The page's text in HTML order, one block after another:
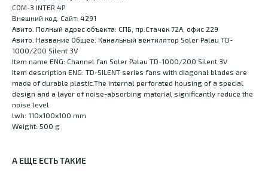
COM-3 INTER 4P
Внешний код. Сайт: 4291
Авито. Полный адрес объекта: СПБ, пр.Стачек 72А, офис 229
Авито. Название Общее: Канальный вентилятор Soler Palau TD-
1000/200 Silent 3V
Item name ENG: Channel fan Soler Palau TD-1000/200 Silent 3V
Item description ENG: TD-SILENT series fans with diagonal blades are
made of durable plastic.The internal perforated housing of a special
design and a layer of noise-absorbing material significantly reduce the
noise level
lwh: 110x100x100 mm
Weight: 500 g
А ЕЩЕ ЕСТЬ ТАКИЕ